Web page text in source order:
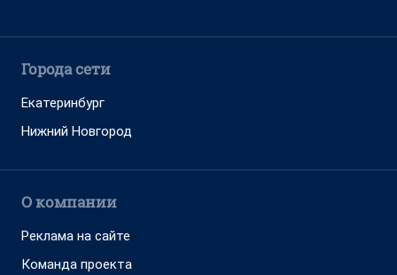
Города сети
Екатеринбург
Нижний Новгород
О компании
Реклама на сайте
Команда проекта